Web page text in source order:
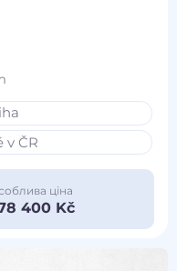
v ČR
ціна
400 Kč